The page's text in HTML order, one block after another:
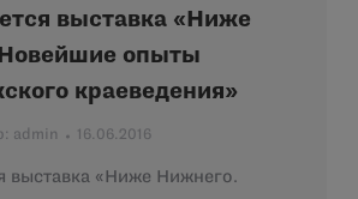
выставка «Ниже
опыты
краеведения»
admin 16.06.2016
выставка «Ниже Нижнего.